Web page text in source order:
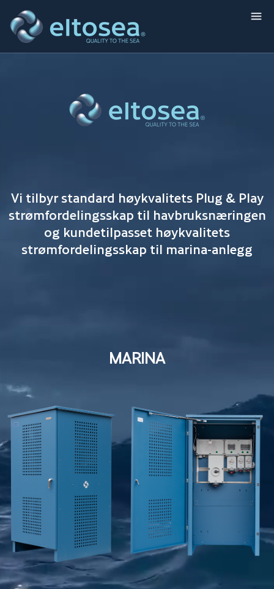
Vi tilbyr standard høykvalitets Plug & Play
strømfordelingsskap til havbruksnæringen
og kundetilpasset høykvalitets
strømfordelingsskap til marina-anlegg
MARINA